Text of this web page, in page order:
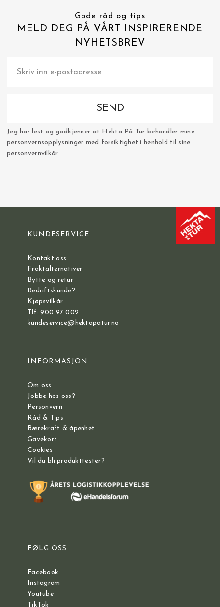
Gode råd og tips
MELD DEG PÅ VÅRT INSPIRERENDE
NYHETSBREV
SEND
Jeg har lest og godkjenner at Hekta På Tur behandler mine
personvernsopplysninger med forsiktighet i henhold til sine
personvernvilkår.
KUNDESERVICE
Kontakt oss
Fraktalternativer
Bytte og retur
Bedriftskunde?
Kjøpsvilkår
Tlf: 900 97 002
kundeservice@hektapatur.no
INFORMASJON
Om oss
Jobbe hos oss?
Personvern
Råd & Tips
Bærekraft & åpenhet
Gavekort
Cookies
Vil du bli produkttester?
FØLG OSS
Facebook
Instagram
Youtube
TikTok